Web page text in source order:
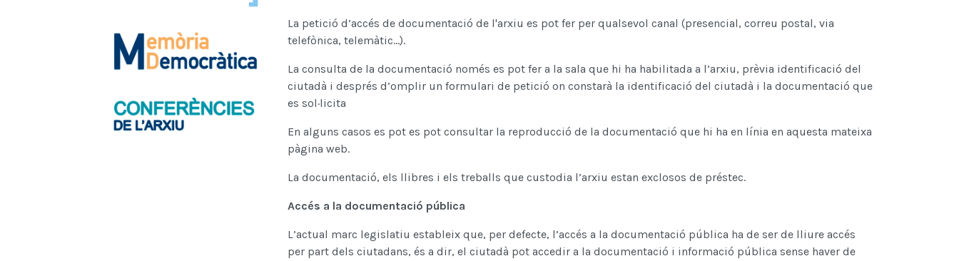
La petició d’accés de documentació de l'arxiu es pot fer per qualsevol canal (presencial, correu postal, via
telefònica, telemàtic...).
La consulta de la documentació només es pot fer a la sala que hi ha habilitada a l’arxiu, prèvia identificació del
ciutadà i després d’omplir un formulari de petició on constarà la identificació del ciutadà i la documentació que
es sol·licita
En alguns casos es pot es pot consultar la reproducció de la documentació que hi ha en línia en aquesta mateixa
pàgina web.
La documentació, els llibres i els treballs que custodia l’arxiu estan exclosos de préstec.
Accés a la documentació pública
L’actual marc legislatiu estableix que, per defecte, l’accés a la documentació pública ha de ser de lliure accés
per part dels ciutadans, és a dir, el ciutadà pot accedir a la documentació i informació pública sense haver de